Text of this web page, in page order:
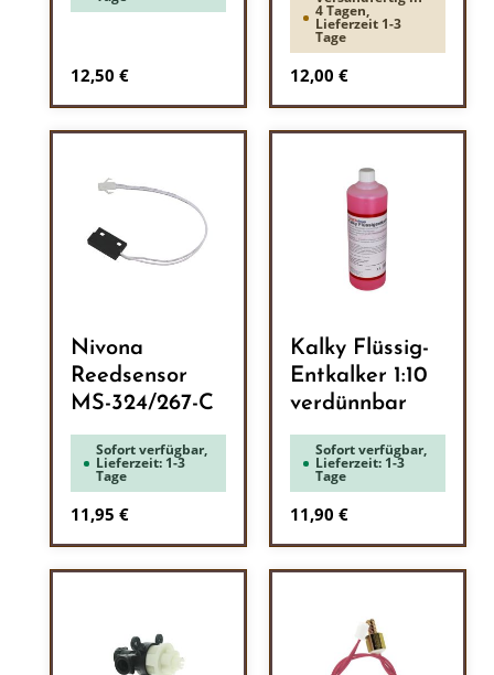
Regulärer Preis:
12,50 €
4 Tagen,
Lieferzeit 1-3
Tage
Regulärer Preis:
12,00 €
Nivona
Reedsensor
MS-324/267-C
Sofort verfügbar,
Lieferzeit: 1-3
Tage
Regulärer Preis:
11,95 €
Kalky Flüssig-
Entkalker 1:10
verdünnbar
Sofort verfügbar,
Lieferzeit: 1-3
Tage
Regulärer Preis:
11,90 €